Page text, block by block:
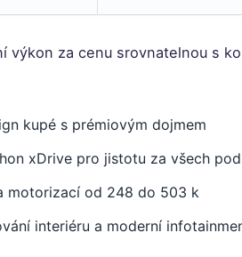
výkon za cenu srovnatelnou s
kupé s prémiovým dojmem
xDrive pro jistotu za všech
motorizací od 248 do 503 k
interiéru a moderní